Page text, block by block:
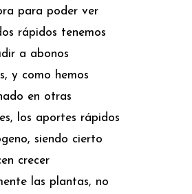
para poder ver
rápidos tenemos
a abonos
y como hemos
en otras
los aportes rápidos
siendo cierto
crecer
las plantas, no